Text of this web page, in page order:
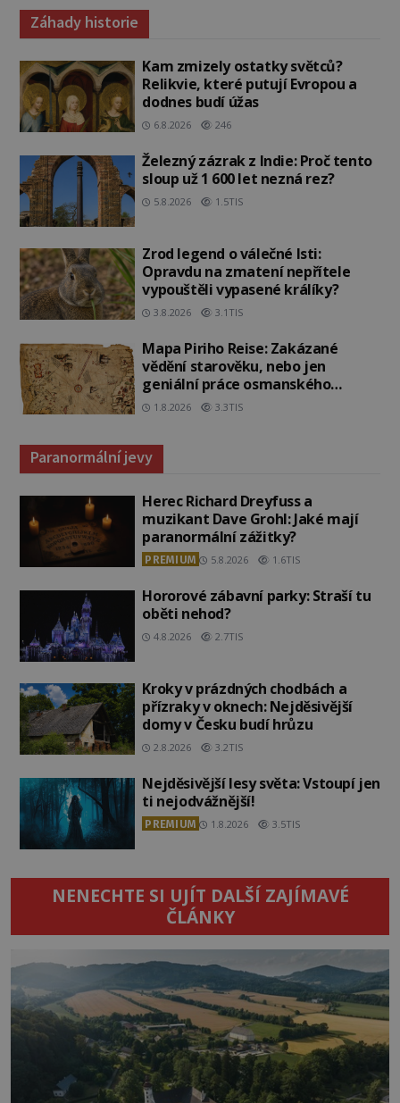
Záhady historie
Kam zmizely ostatky světců?
Relikvie, které putují Evropou a
dodnes budí úžas
6.8.2026 246
Železný zázrak z Indie: Proč tento
sloup už 1 600 let nezná rez?
5.8.2026 1.5TIS
Zrod legend o válečné lsti:
Opravdu na zmatení nepřítele
vypouštěli vypasené králíky?
3.8.2026 3.1TIS
Mapa Piriho Reise: Zakázané
vědění starověku, nebo jen
geniální práce osmanského
admirála?
1.8.2026 3.3TIS
Paranormální jevy
Herec Richard Dreyfuss a
muzikant Dave Grohl: Jaké mají
paranormální zážitky?
PREMIUM 5.8.2026 1.6TIS
Hororové zábavní parky: Straší tu
oběti nehod?
4.8.2026 2.7TIS
Kroky v prázdných chodbách a
přízraky v oknech: Nejděsivější
domy v Česku budí hrůzu
2.8.2026 3.2TIS
Nejděsivější lesy světa: Vstoupí jen
ti nejodvážnější!
PREMIUM 1.8.2026 3.5TIS
NENECHTE SI UJÍT DALŠÍ ZAJÍMAVÉ
ČLÁNKY